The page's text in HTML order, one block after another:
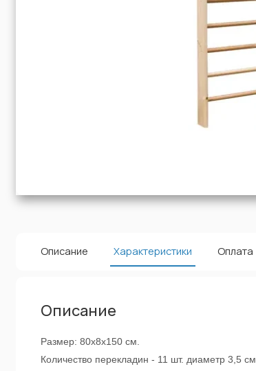
Описание Характеристики Оплата
Описание
Размер: 80х8х150 см.
Количество перекладин - 11 шт. диаметр 3,5 см.